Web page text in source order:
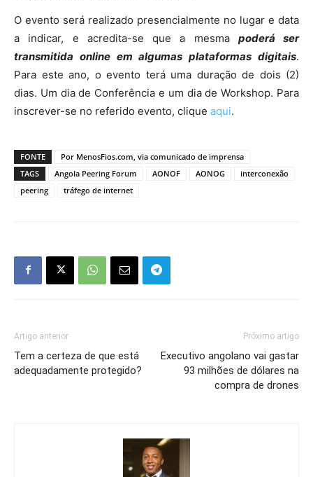
O evento será realizado presencialmente no lugar e data
a indicar, e acredita-se que a mesma poderá ser
transmitida online em algumas plataformas digitais.
Para este ano, o evento terá uma duração de dois (2)
dias. Um dia de Conferência e um dia de Workshop. Para
inscrever-se no referido evento, clique aqui.
FONTE
Por MenosFios.com, via comunicado de imprensa
TAGS
Angola Peering Forum AONOF AONOG
interconexão
peering
tráfego de internet
Artigo anterior
Tem a certeza de que está
adequadamente protegido?
Próximo artigo
Executivo angolano vai gastar
93 milhões de dólares na
compra de drones